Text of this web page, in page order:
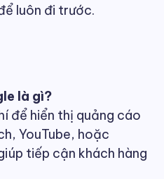
luôn đi trước.
là gì?
để hiển thị quảng cáo
YouTube, hoặc
tiếp cận khách hàng